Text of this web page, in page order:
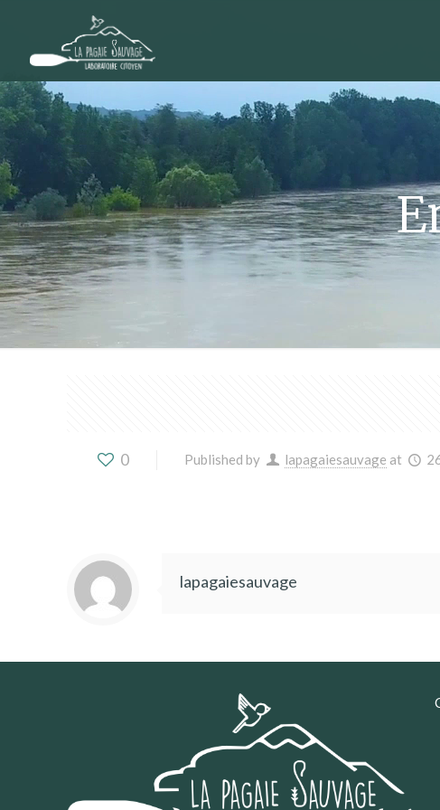
0 Published by lapagaiesauvage at
lapagaiesauvage